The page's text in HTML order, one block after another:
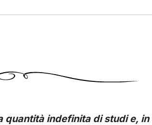
quantità indefinita di studi e,